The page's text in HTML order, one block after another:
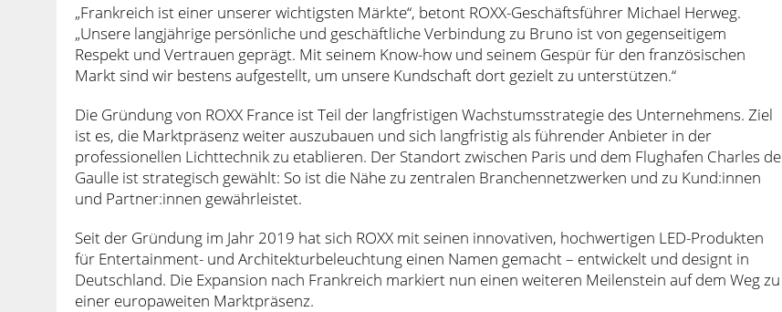
„Frankreich ist einer unserer wichtigsten Märkte“, betont ROXX-Geschäftsführer Michael Herweg.
„Unsere langjährige persönliche und geschäftliche Verbindung zu Bruno ist von gegenseitigem
Respekt und Vertrauen geprägt. Mit seinem Know-how und seinem Gespür für den französischen
Markt sind wir bestens aufgestellt, um unsere Kundschaft dort gezielt zu unterstützen.“
Die Gründung von ROXX France ist Teil der langfristigen Wachstumsstrategie des Unternehmens. Ziel
ist es, die Marktpräsenz weiter auszubauen und sich langfristig als führender Anbieter in der
professionellen Lichttechnik zu etablieren. Der Standort zwischen Paris und dem Flughafen Charles de
Gaulle ist strategisch gewählt: So ist die Nähe zu zentralen Branchennetzwerken und zu Kund:innen
und Partner:innen gewährleistet.
Seit der Gründung im Jahr 2019 hat sich ROXX mit seinen innovativen, hochwertigen LED-Produkten
für Entertainment- und Architekturbeleuchtung einen Namen gemacht – entwickelt und designt in
Deutschland. Die Expansion nach Frankreich markiert nun einen weiteren Meilenstein auf dem Weg zu
einer europaweiten Marktpräsenz.